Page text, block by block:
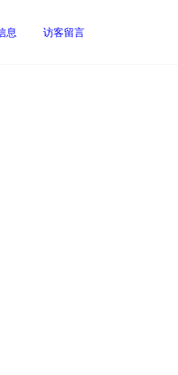
息 访客留言